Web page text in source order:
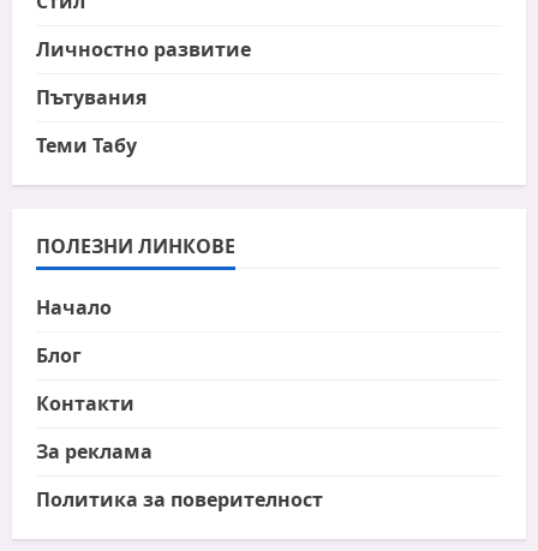
Личностно развитие
Пътувания
Теми Табу
ПОЛЕЗНИ ЛИНКОВЕ
Начало
Блог
Контакти
За реклама
Политика за поверителност